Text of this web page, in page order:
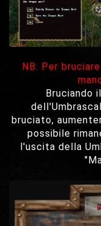
NB: Per
Bruciando
bruciato,
possibile
l'uscita della